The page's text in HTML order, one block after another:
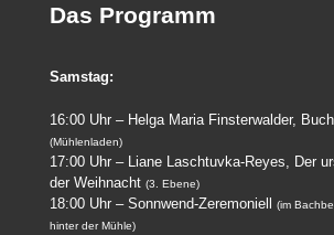
Das Programm
Samstag:
16:00 Uhr – Helga Maria Finsterwalder,
(Mühlenladen)
17:00 Uhr – Liane Laschtuvka-Reyes, Der
der Weihnacht (3. Ebene)
18:00 Uhr – Sonnwend-Zeremoniell (im
hinter der Mühle)